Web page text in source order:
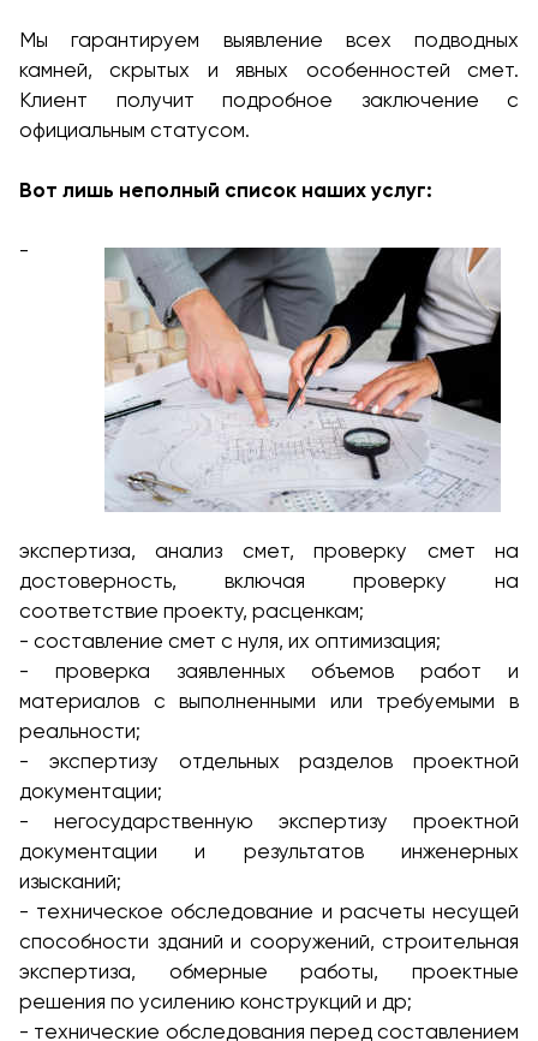
Мы гарантируем выявление всех подводных
камней, скрытых и явных особенностей смет.
Клиент получит подробное заключение с
официальным статусом.
Вот лишь неполный список наших услуг:
-
экспертиза, анализ смет, проверку смет на
достоверность, включая проверку на
соответствие проекту, расценкам;
- составление смет с нуля, их оптимизация;
- проверка заявленных объемов работ и
материалов с выполненными или требуемыми в
реальности;
- экспертизу отдельных разделов проектной
документации;
- негосударственную экспертизу проектной
документации и результатов инженерных
изысканий;
- техническое обследование и расчеты несущей
способности зданий и сооружений, строительная
экспертиза, обмерные работы, проектные
решения по усилению конструкций и др;
- технические обследования перед составлением